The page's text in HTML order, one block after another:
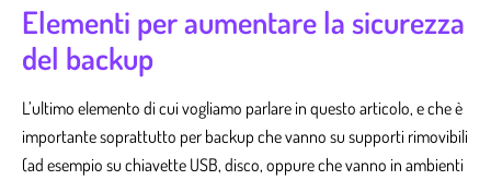
Elementi per aumentare la sicurezza
del backup
L’ultimo elemento di cui vogliamo parlare in questo articolo, e che è
importante soprattutto per backup che vanno su supporti rimovibili
(ad esempio su chiavette USB, disco, oppure che vanno in ambienti